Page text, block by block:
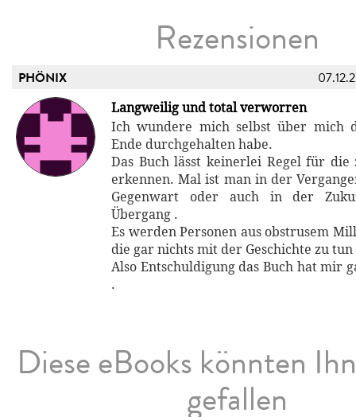
Rezensionen
PHÖNIX
Langweilig und total verworren
Ich wundere mich selbst über mich
Ende durchgehalten habe.
Das Buch lässt keinerlei Regel für die
erkennen. Mal ist man in der
Gegenwart oder auch in der
Übergang .
Es werden Personen aus obstrusem
die gar nichts mit der Geschichte zu
Also Entschuldigung das Buch hat mir
.
Diese eBooks könnten
gefallen